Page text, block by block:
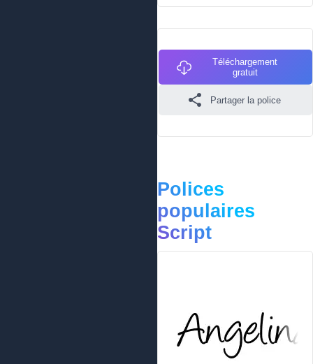
Téléchargement
gratuit
Partager la police
Polices
populaires
Script